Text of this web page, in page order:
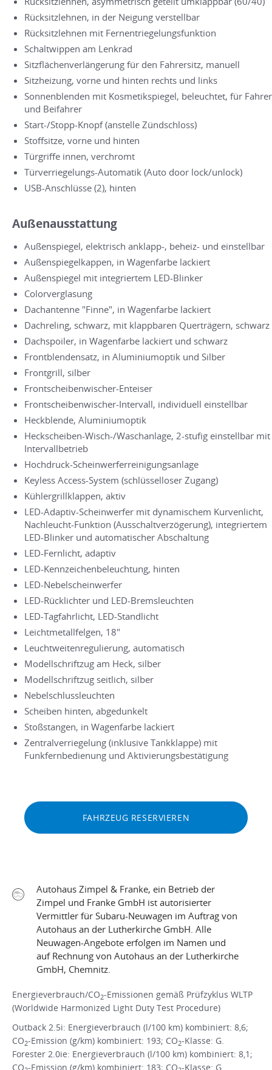
Rücksitzlehnen, in der Neigung verstellbar
Rücksitzlehnen mit Fernentriegelungsfunktion
Schaltwippen am Lenkrad
Sitzflächenverlängerung für den Fahrersitz, manuell
Sitzheizung, vorne und hinten rechts und links
Sonnenblenden mit Kosmetikspiegel, beleuchtet, für Fahrer
und Beifahrer
Start-/Stopp-Knopf (anstelle Zündschloss)
Stoffsitze, vorne und hinten
Türgriffe innen, verchromt
Türverriegelungs-Automatik (Auto door lock/unlock)
USB-Anschlüsse (2), hinten
Außenausstattung
Außenspiegel, elektrisch anklapp-, beheiz- und einstellbar
Außenspiegelkappen, in Wagenfarbe lackiert
Außenspiegel mit integriertem LED-Blinker
Colorverglasung
Dachantenne "Finne", in Wagenfarbe lackiert
Dachreling, schwarz, mit klappbaren Querträgern, schwarz
Dachspoiler, in Wagenfarbe lackiert und schwarz
Frontblendensatz, in Aluminiumoptik und Silber
Frontgrill, silber
Frontscheibenwischer-Enteiser
Frontscheibenwischer-Intervall, individuell einstellbar
Heckblende, Aluminiumoptik
Heckscheiben-Wisch-/Waschanlage, 2-stufig einstellbar mit
Intervallbetrieb
Hochdruck-Scheinwerferreinigungsanlage
Keyless Access-System (schlüsselloser Zugang)
Kühlergrillklappen, aktiv
LED-Adaptiv-Scheinwerfer mit dynamischem Kurvenlicht,
Nachleucht-Funktion (Ausschaltverzögerung), integriertem
LED-Blinker und automatischer Abschaltung
LED-Fernlicht, adaptiv
LED-Kennzeichenbeleuchtung, hinten
LED-Nebelscheinwerfer
LED-Rücklichter und LED-Bremsleuchten
LED-Tagfahrlicht, LED-Standlicht
Leichtmetallfelgen, 18"
Leuchtweitenregulierung, automatisch
Modellschriftzug am Heck, silber
Modellschriftzug seitlich, silber
Nebelschlussleuchten
Scheiben hinten, abgedunkelt
Stoßstangen, in Wagenfarbe lackiert
Zentralverriegelung (inklusive Tankklappe) mit
Funkfernbedienung und Aktivierungsbestätigung
FAHRZEUG RESERVIEREN
Autohaus Zimpel & Franke, ein Betrieb der
Zimpel und Franke GmbH ist autorisierter
Vermittler für Subaru-Neuwagen im Auftrag von
Autohaus an der Lutherkirche GmbH. Alle
Neuwagen-Angebote erfolgen im Namen und
auf Rechnung von Autohaus an der Lutherkirche
GmbH, Chemnitz.
Energieverbrauch/CO2-Emissionen gemäß Prüfzyklus WLTP
(Worldwide Harmonized Light Duty Test Procedure)
Outback 2.5i: Energieverbrauch (l/100 km) kombiniert: 8,6;
CO2-Emission (g/km) kombiniert: 193; CO2-Klasse: G.
Forester 2.0ie: Energieverbrauch (l/100 km) kombiniert: 8,1;
CO -Emission (g/km) kombiniert: 183; CO -Klasse: G.